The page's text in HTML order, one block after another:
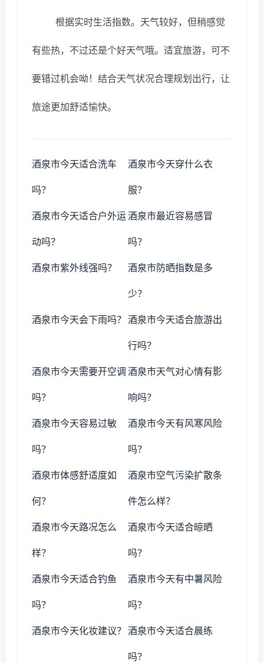
根据实时生活指数。天气较好，但稍感觉
有些热，不过还是个好天气哦。适宜旅游，可不
要错过机会呦！结合天气状况合理规划出行，让
旅途更加舒适愉快。
酒泉市今天适合洗车
吗？
酒泉市今天穿什么衣
服？
酒泉市今天适合户外运
动吗？
酒泉市最近容易感冒
吗？
酒泉市紫外线强吗？ 酒泉市防晒指数是多
少？
酒泉市今天会下雨吗？ 酒泉市今天适合旅游出
行吗？
酒泉市今天需要开空调
吗？
酒泉市天气对心情有影
响吗？
酒泉市今天容易过敏
吗？
酒泉市今天有风寒风险
吗？
酒泉市体感舒适度如
何？
酒泉市空气污染扩散条
件怎么样？
酒泉市今天路况怎么
样？
酒泉市今天适合晾晒
吗？
酒泉市今天适合钓鱼
吗？
酒泉市今天有中暑风险
吗？
酒泉市今天化妆建议？ 酒泉市今天适合晨练
吗？